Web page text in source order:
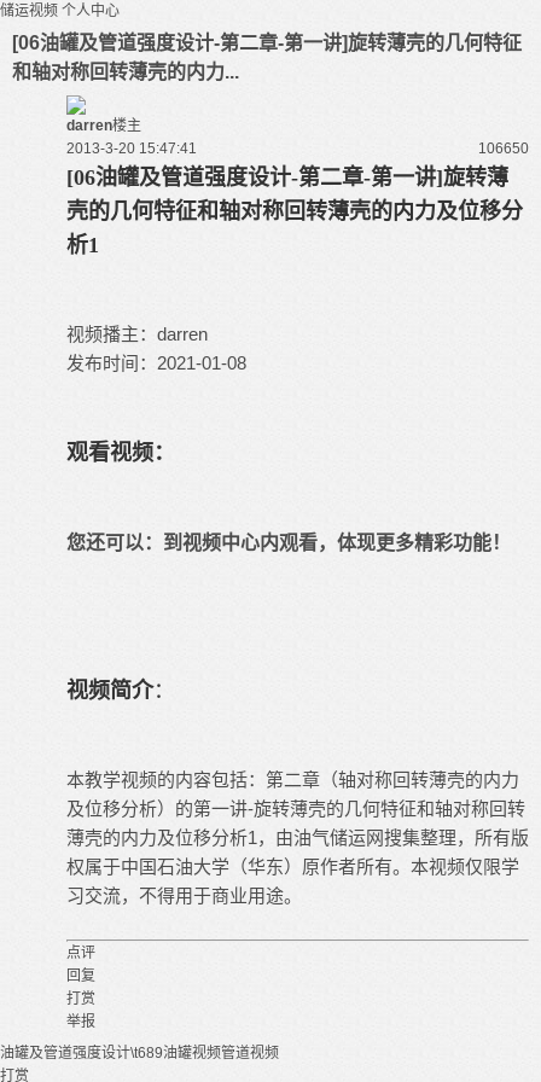
储运视频 个人中心
[06油罐及管道强度设计-第二章-第一讲]旋转薄壳的几何特征
和轴对称回转薄壳的内力...
darren楼主
2013-3-20 15:47:41
106650
[06油罐及管道强度设计-第二章-第一讲]旋转薄
壳的几何特征和轴对称回转薄壳的内力及位移分
析1
视频播主：darren
发布时间：2021-01-08
观看视频：
您还可以： 到视频中心内观看，体现更多精彩功能！
视频简介：
本教学视频的内容包括：第二章（轴对称回转薄壳的内力
及位移分析）的第一讲-旋转薄壳的几何特征和轴对称回转
薄壳的内力及位移分析1，由油气储运网搜集整理，所有版
权属于中国石油大学 （华东）原作者所有。本视频仅限学
习交流，不得用于商业用途。
点评
回复
打赏
举报
油罐及管道强度设计\t689油罐视频管道视频
打赏